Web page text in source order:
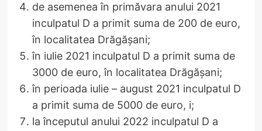
de asemenea în primăvara anului 2021
inculpatul D a primit suma de 200 de euro,
în localitatea Drăgășani;
în iulie 2021 inculpatul D a primit suma de
3000 de euro, în localitatea Drăgășani;
în perioada iulie – august 2021 inculpatul D
a primit suma de 5000 de euro, i;
la începutul anului 2022 inculpatul D a